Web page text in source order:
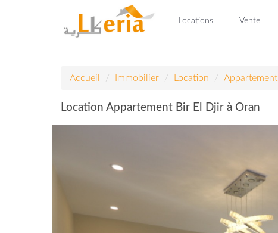
Locations Vente
Accueil Immobilier Location Appartement
Location Appartement Bir El Djir à Oran